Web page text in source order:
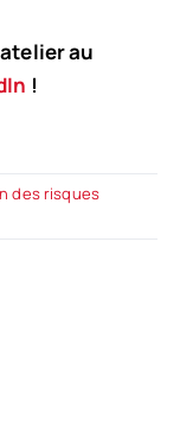
au
!
des risques